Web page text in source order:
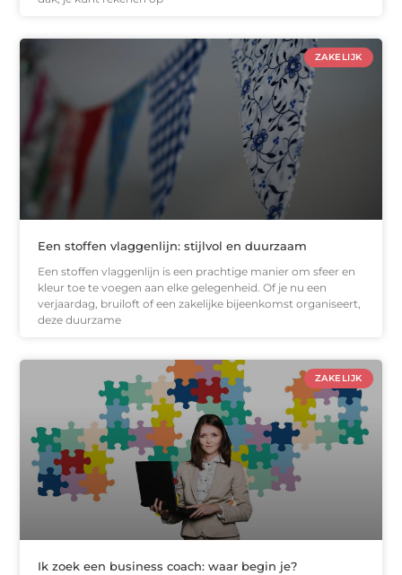
ZAKELIJK
Een stoffen vlaggenlijn: stijlvol en duurzaam
Een stoffen vlaggenlijn is een prachtige manier om sfeer en
kleur toe te voegen aan elke gelegenheid. Of je nu een
verjaardag, bruiloft of een zakelijke bijeenkomst organiseert,
deze duurzame
ZAKELIJK
Ik zoek een business coach: waar begin je?